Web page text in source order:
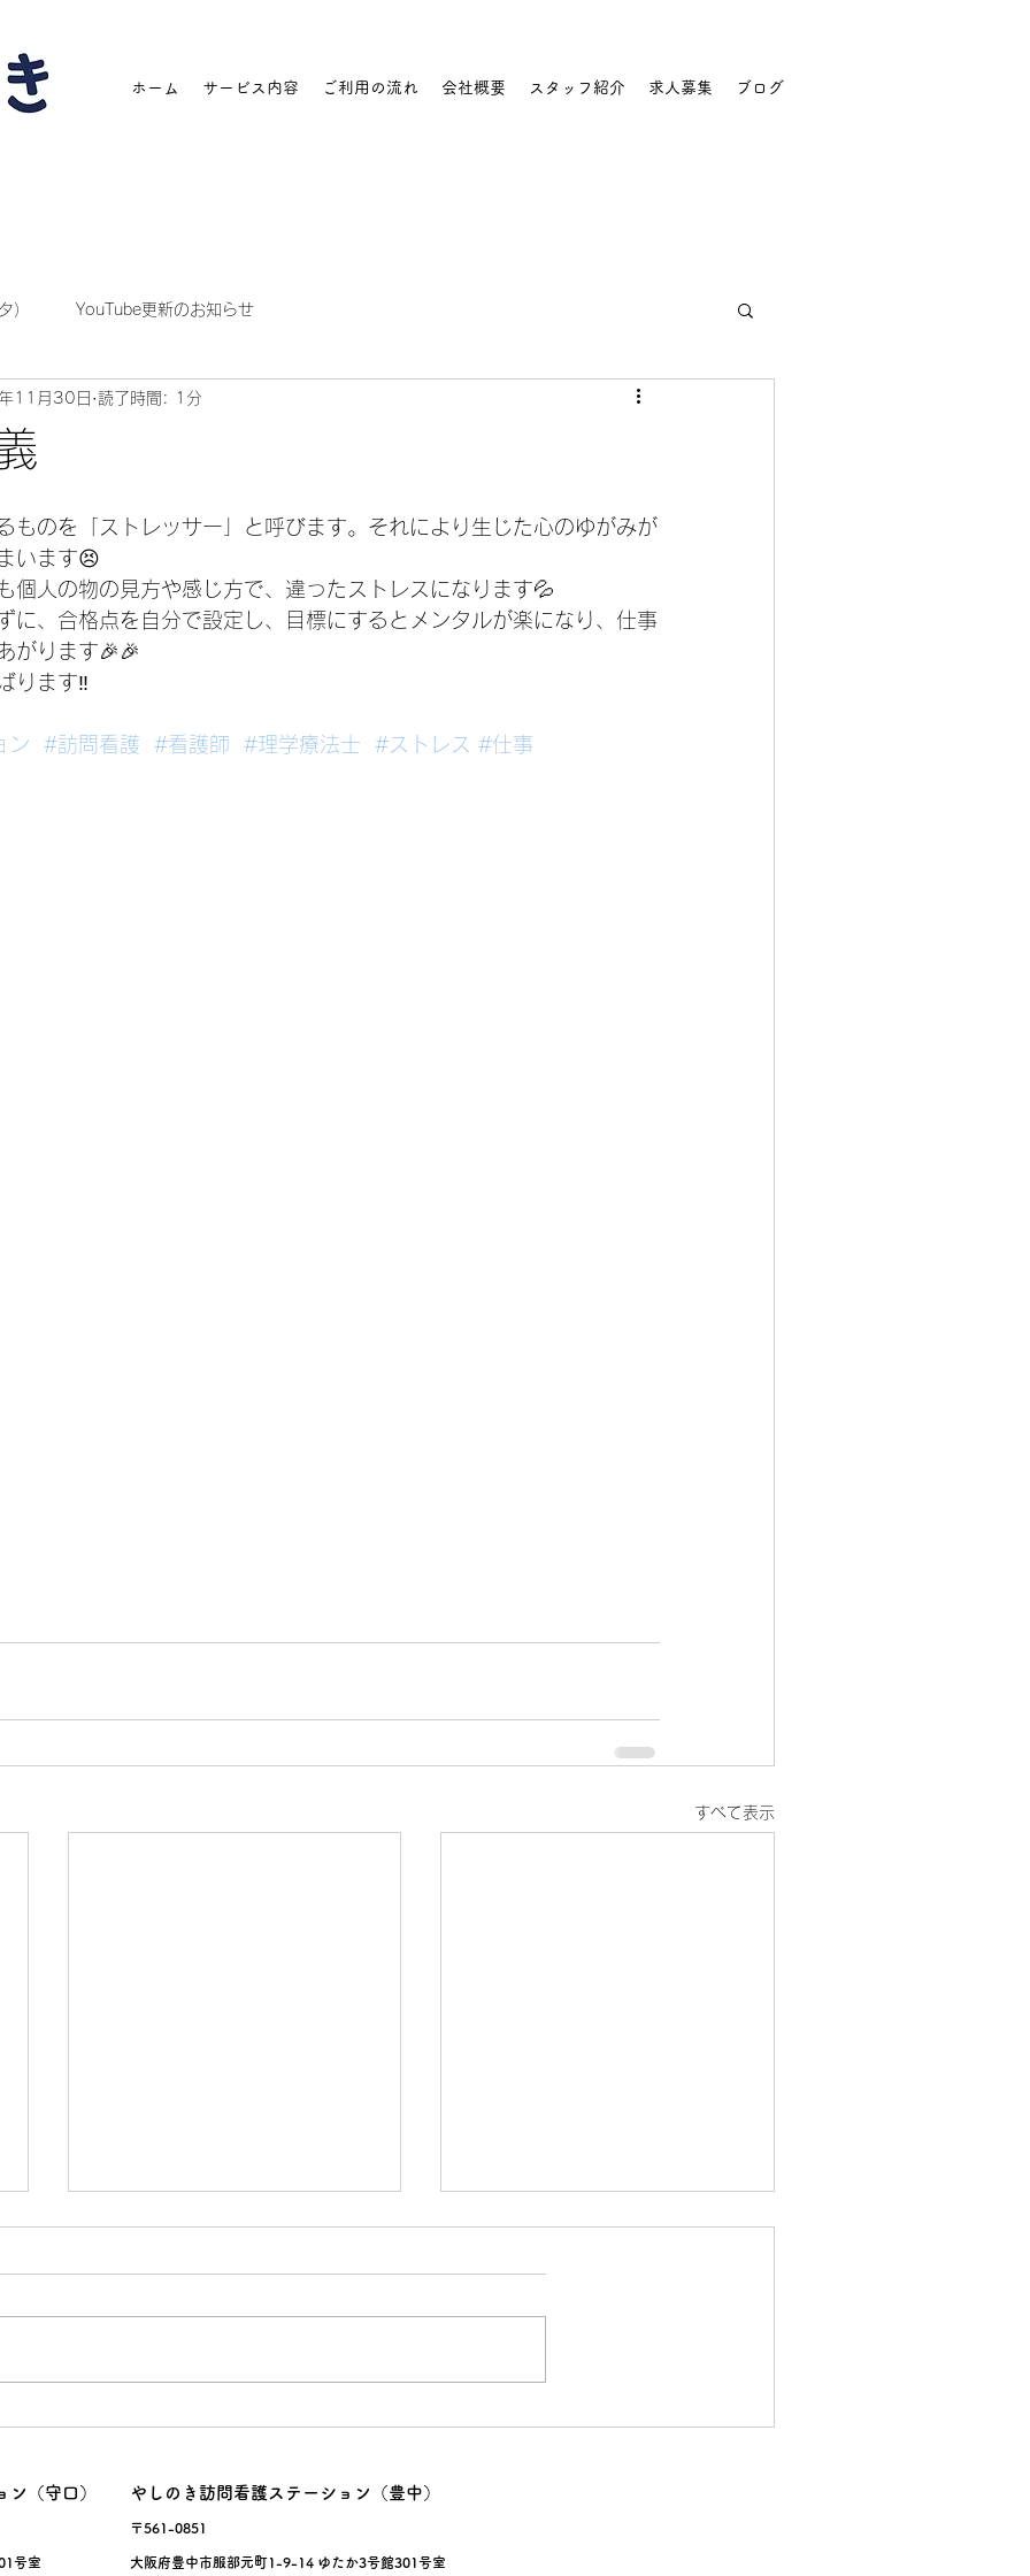
ホーム サービス内容 ご利用の流れ 会社概要 スタッフ紹介 求人募集 ブログ
） YouTube更新のお知らせ
11月30日 読了時間: 1分
ものを「ストレッサー」と呼びます。それにより生じた心のゆがみが
います😣
個人の物の見方や感じ方で、違ったストレスになります💦
に、合格点を自分で設定し、目標にするとメンタルが楽になり、仕事
がります🎉🎉
ります‼️
ン #訪問看護 #看護師 #理学療法士 #ストレス #仕事
すべて表示
（守口）
号室
やしのき訪問看護ステーション（豊中）
〒561-0851
大阪府豊中市服部元町1-9-14 ゆたか3号館301号室